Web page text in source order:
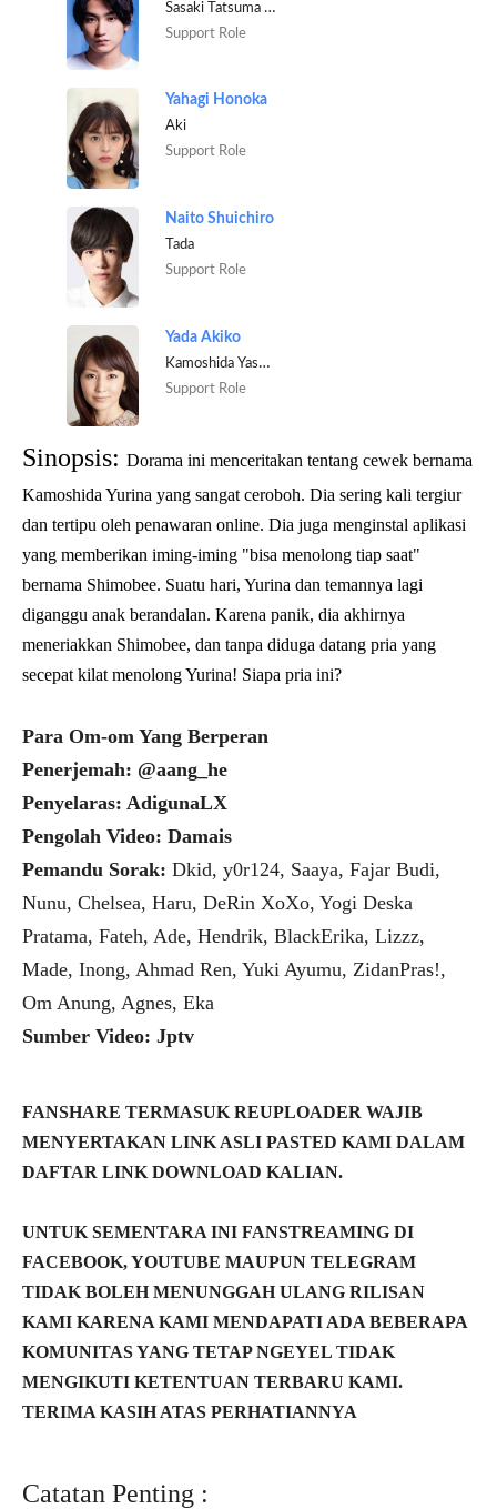
Sasaki Tatsuma / Tacchan
Support Role
Yahagi Honoka
Aki
Support Role
Naito Shuichiro
Tada
Support Role
Yada Akiko
Kamoshida Yasuko [Yurina's mother]
Support Role
Sinopsis: Dorama ini menceritakan tentang cewek bernama
Kamoshida Yurina yang sangat ceroboh. Dia sering kali tergiur
dan tertipu oleh penawaran online. Dia juga menginstal aplikasi
yang memberikan iming-iming "bisa menolong tiap saat"
bernama Shimobee. Suatu hari, Yurina dan temannya lagi
diganggu anak berandalan. Karena panik, dia akhirnya
meneriakkan Shimobee, dan tanpa diduga datang pria yang
secepat kilat menolong Yurina! Siapa pria ini?
Para Om-om Yang Berperan
Penerjemah: @aang_he
Penyelaras: AdigunaLX
Pengolah Video: Damais
Pemandu Sorak: Dkid, y0r124, Saaya, Fajar Budi,
Nunu, Chelsea, Haru, DeRin XoXo, Yogi Deska
Pratama, Fateh, Ade, Hendrik, BlackErika, Lizzz,
Made, Inong, Ahmad Ren, Yuki Ayumu, ZidanPras!,
Om Anung, Agnes, Eka
Sumber Video: Jptv
FANSHARE TERMASUK REUPLOADER WAJIB
MENYERTAKAN LINK ASLI PASTED KAMI DALAM
DAFTAR LINK DOWNLOAD KALIAN.
UNTUK SEMENTARA INI FANSTREAMING DI
FACEBOOK, YOUTUBE MAUPUN TELEGRAM
TIDAK BOLEH MENUNGGAH ULANG RILISAN
KAMI KARENA KAMI MENDAPATI ADA BEBERAPA
KOMUNITAS YANG TETAP NGEYEL TIDAK
MENGIKUTI KETENTUAN TERBARU KAMI.
TERIMA KASIH ATAS PERHATIANNYA
Catatan Penting :